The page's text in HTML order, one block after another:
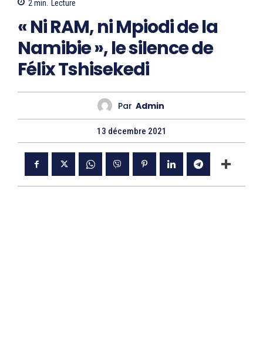
2 min. Lecture
« Ni RAM, ni Mpiodi de la
Namibie », le silence de
Félix Tshisekedi
Par Admin
13 décembre 2021